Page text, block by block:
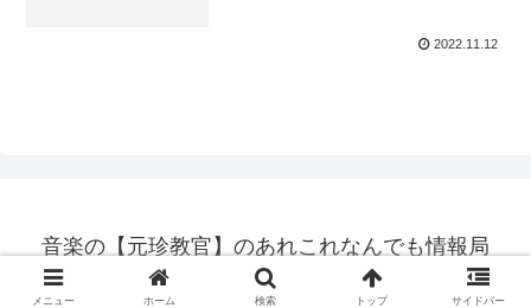
2022.11.12
音楽の【元珍教官】のあれこれなんでも情報局
© 2022 音楽の【元珍教官】のあれこれなんでも情報局.
メニュー ホーム 検索 トップ サイドバー